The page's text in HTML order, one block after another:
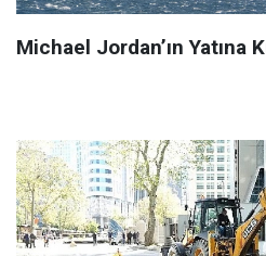
Michael Jordan’ın Yatına